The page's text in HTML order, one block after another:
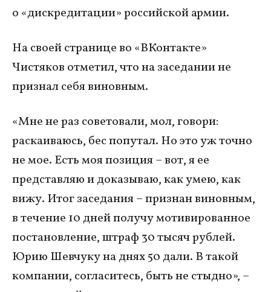
о «дискредитации» российской армии.
На своей странице во «ВКонтакте»
Чистяков отметил, что на заседании не
признал себя виновным.
«Мне не раз советовали, мол, говори:
раскаиваюсь, бес попутал. Но это уж точно
не мое. Есть моя позиция – вот, я ее
представляю и доказываю, как умею, как
вижу. Итог заседания – признан виновным,
в течение 10 дней получу мотивированное
постановление, штраф 30 тысяч рублей.
Юрию Шевчуку на днях 50 дали. В такой
компании, согласитесь, быть не стыдно», –